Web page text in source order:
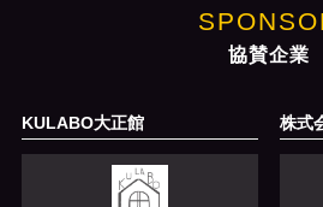
協賛企業
KULABO大正館 株式